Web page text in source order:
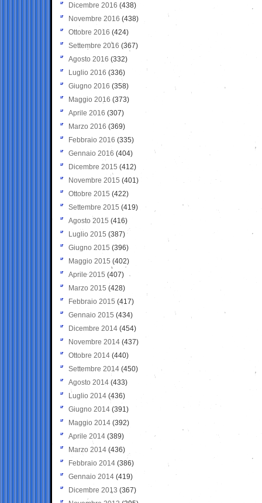
Dicembre 2016 (438)
Novembre 2016 (438)
Ottobre 2016 (424)
Settembre 2016 (367)
Agosto 2016 (332)
Luglio 2016 (336)
Giugno 2016 (358)
Maggio 2016 (373)
Aprile 2016 (307)
Marzo 2016 (369)
Febbraio 2016 (335)
Gennaio 2016 (404)
Dicembre 2015 (412)
Novembre 2015 (401)
Ottobre 2015 (422)
Settembre 2015 (419)
Agosto 2015 (416)
Luglio 2015 (387)
Giugno 2015 (396)
Maggio 2015 (402)
Aprile 2015 (407)
Marzo 2015 (428)
Febbraio 2015 (417)
Gennaio 2015 (434)
Dicembre 2014 (454)
Novembre 2014 (437)
Ottobre 2014 (440)
Settembre 2014 (450)
Agosto 2014 (433)
Luglio 2014 (436)
Giugno 2014 (391)
Maggio 2014 (392)
Aprile 2014 (389)
Marzo 2014 (436)
Febbraio 2014 (386)
Gennaio 2014 (419)
Dicembre 2013 (367)